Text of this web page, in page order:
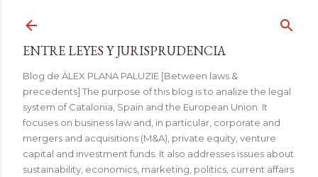
ENTRE LEYES Y JURISPRUDENCIA
Blog de ÀLEX PLANA PALUZIE [Between laws &
precedents] The purpose of this blog is to analize the legal
system of Catalonia, Spain and the European Union. It
focuses on business law and, in particular, corporate and
mergers and acquisitions (M&A), private equity, venture
capital and investment funds. It also addresses issues about
sustainability, economics, marketing, politics, current affairs